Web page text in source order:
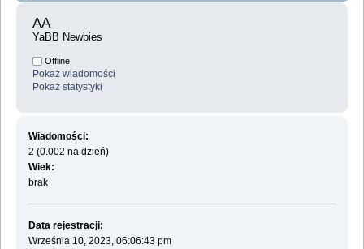
AA
YaBB Newbies
Offline
Pokaż wiadomości
Pokaż statystyki
Wiadomości:
2 (0.002 na dzień)
Wiek:
brak
Data rejestracji:
Września 10, 2023, 06:06:43 pm